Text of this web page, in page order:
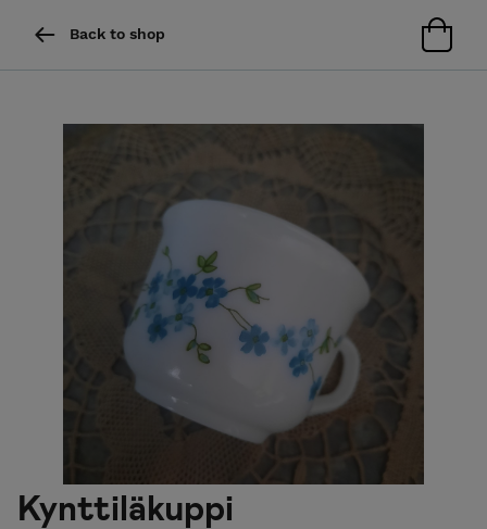
Back to shop
Kynttiläkuppi